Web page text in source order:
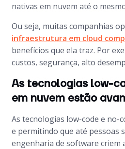
nativas em nuvem até o
Ou seja, muitas companhias
infraestrutura em cloud
benefícios que ela traz. Por
custos, segurança, alto
As tecnologias low-
em nuvem estão
As tecnologias low-code e no-
e permitindo que até pessoas
engenharia de software criem